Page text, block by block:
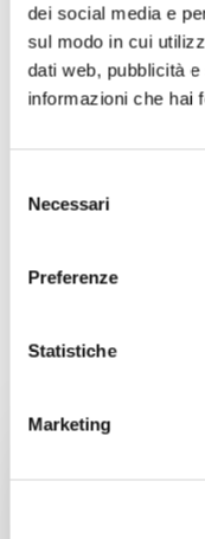
dei social media e
sul modo in cui
dati web, pubblicità
informazioni che hai
delNecessari
Preferenze
Statistiche
Marketing